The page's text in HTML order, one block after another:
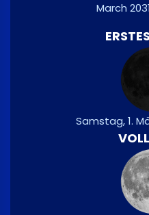
March 2031
Samstag, 1.